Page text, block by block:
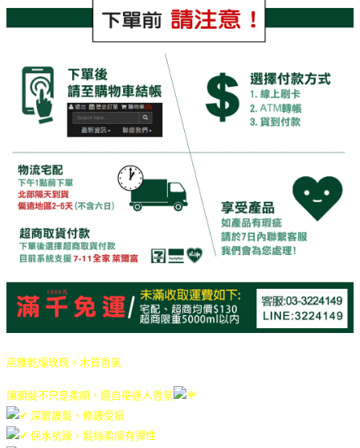
高雅乾燥玫瑰 × 木質香氣
讓頭髮不只是柔順，還自帶迷人香氛
深層護髮、修護受損
保水抗躁、髮絲柔順有彈性